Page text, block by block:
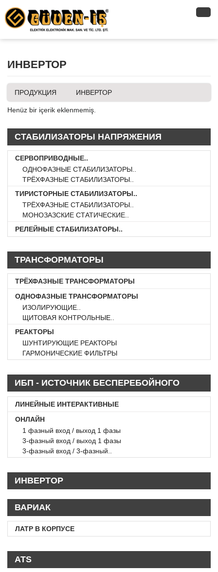
ИНВЕРТОР
ПРОДУКЦИЯ ИНВЕРТОР
Henüz bir içerik eklenmemiş.
СТАБИЛИЗАТОРЫ НАПРЯЖЕНИЯ
СЕРВОПРИВОДНЫЕ..
ОДНОФАЗНЫЕ СТАБИЛИЗАТОРЫ..
ТРЁХФАЗНЫЕ СТАБИЛИЗАТОРЫ..
ТИРИСТОРНЫЕ СТАБИЛИЗАТОРЫ..
ТРЁХФАЗНЫЕ СТАБИЛИЗАТОРЫ..
МОНОЗАЗСКИЕ СТАТИЧЕСКИЕ..
РЕЛЕЙНЫЕ СТАБИЛИЗАТОРЫ..
ТРАНСФОРМАТОРЫ
ТРЁХФАЗНЫЕ ТРАНСФОРМАТОРЫ
ОДНОФАЗНЫЕ ТРАНСФОРМАТОРЫ
ИЗОЛИРУЮЩИЕ..
ЩИТОВАЯ КОНТРОЛЬНЫЕ..
РЕАКТОРЫ
ШУНТИРУЮЩИЕ РЕАКТОРЫ
ГАРМОНИЧЕСКИЕ ФИЛЬТРЫ
ИБП - ИСТОЧНИК БЕСПЕРЕБОЙНОГО
ПИТАНИЕ
ЛИНЕЙНЫЕ ИНТЕРАКТИВНЫЕ
ОНЛАЙН
1 фазный вход / выход 1 фазы
3-фазный вход / выход 1 фазы
3-фазный вход / 3-фазный..
ИНВЕРТОР
ВАРИАК
ЛАТР В КОРПУСЕ
ATS